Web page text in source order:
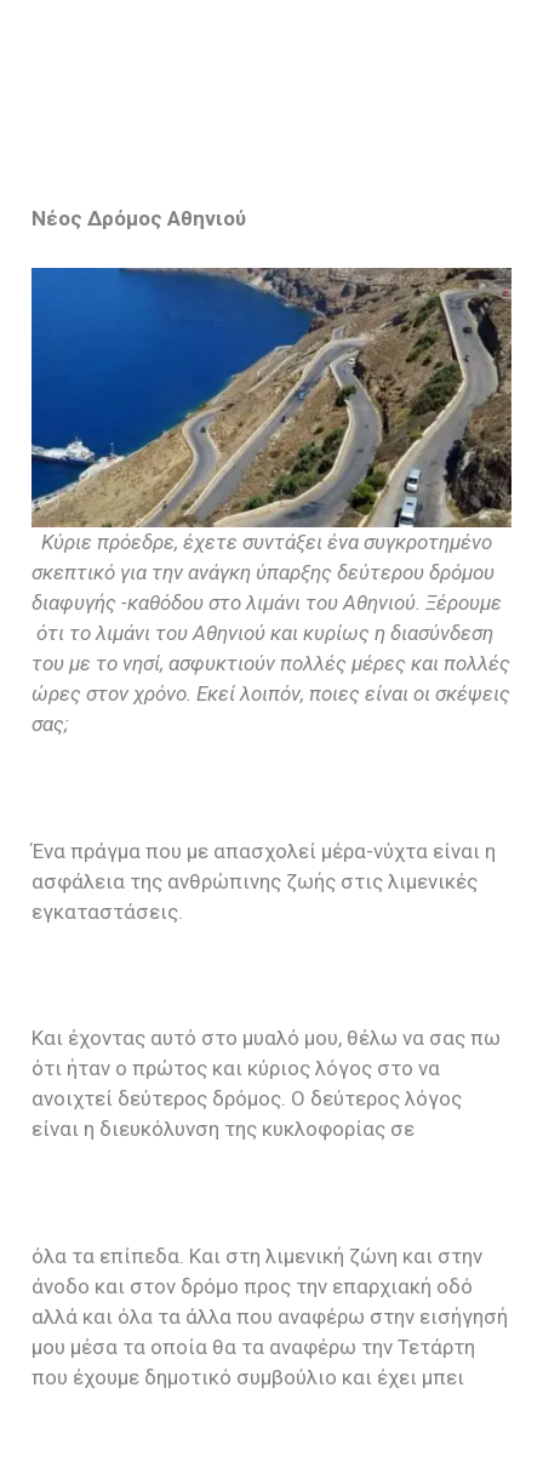
Νέος Δρόμος Αθηνιού
Κύριε πρόεδρε, έχετε συντάξει ένα συγκροτημένο
σκεπτικό για την ανάγκη ύπαρξης δεύτερου δρόμου
διαφυγής -καθόδου στο λιμάνι του Αθηνιού. Ξέρουμε
ότι το λιμάνι του Αθηνιού και κυρίως η διασύνδεση
του με το νησί, ασφυκτιoύν πολλές μέρες και πολλές
ώρες στον χρόνο. Εκεί λοιπόν, ποιες είναι οι σκέψεις
σας;
Ένα πράγμα που με απασχολεί μέρα-νύχτα είναι η
ασφάλεια της ανθρώπινης ζωής στις λιμενικές
εγκαταστάσεις.
Και έχοντας αυτό στο μυαλό μου, θέλω να σας πω
ότι ήταν ο πρώτος και κύριος λόγος στο να
ανοιχτεί δεύτερος δρόμος. Ο δεύτερος λόγος
είναι η διευκόλυνση της κυκλοφορίας σε
όλα τα επίπεδα. Και στη λιμενική ζώνη και στην
άνοδο και στον δρόμο προς την επαρχιακή οδό
αλλά και όλα τα άλλα που αναφέρω στην εισήγησή
μου μέσα τα οποία θα τα αναφέρω την Τετάρτη
που έχουμε δημοτικό συμβούλιο και έχει μπει